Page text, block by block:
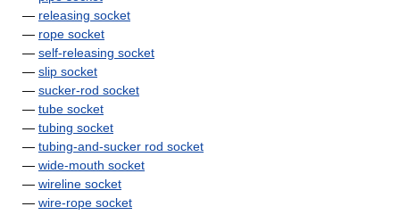
— releasing socket
— rope socket
— self-releasing socket
— slip socket
— sucker-rod socket
— tube socket
— tubing socket
— tubing-and-sucker rod socket
— wide-mouth socket
— wireline socket
— wire-rope socket